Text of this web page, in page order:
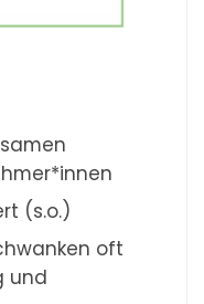
(s.o.)
oft
und